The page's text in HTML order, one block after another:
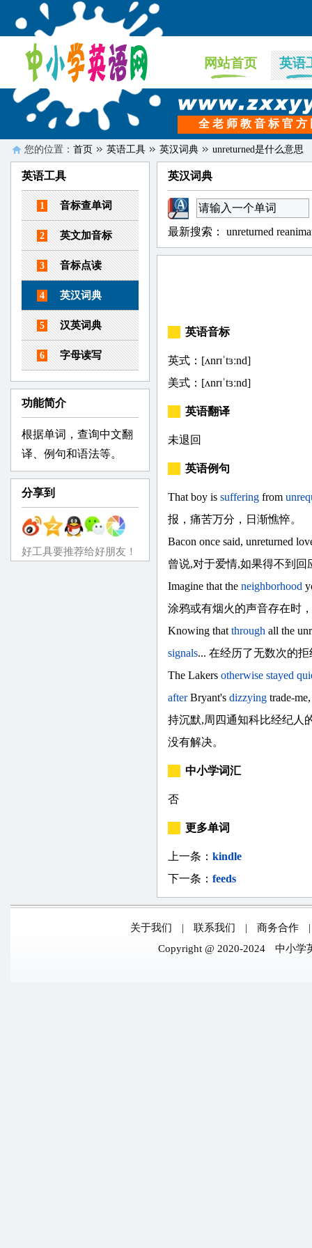
网站首页 英语
全 老 师 教 音 标 官 方
您的位置： 首页 英语工具 英汉词典 unreturned是什么意思
英语工具
1 音标查单词
2 英文加音标
3 音标点读
4 英汉词典
5 汉英词典
6 字母读写
功能简介
根据单词，查询中文翻
译、例句和语法等。
分享到
好工具要推荐给好朋友！
英汉词典
最新搜索： unreturned
英语音标
英式：[ʌnrɪˈtɜːnd]
美式：[ʌnrɪˈtɜːnd]
英语翻译
未退回
英语例句
That boy is suffering from
报，痛苦万分，日渐憔悴。
Bacon once said, unreturned
曾说,对于爱情,如果得不到
Imagine that the neighborhood
涂鸦或有烟火的声音存在时
Knowing that through all the
signals... 在经历了无数次的
The Lakers otherwise stayed
afterBryant's dizzying trade-
持沉默,周四通知科比经纪人
没有解决。
中小学词汇
否
更多单词
上一条： kindle
下一条： feeds
关于我们 | 联系我们 | 商务合作
Copyright @ 2020-2024
中小学